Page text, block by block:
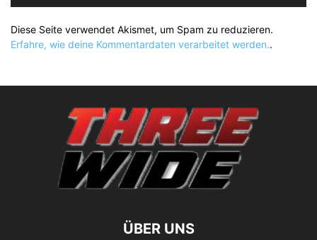
Diese Seite verwendet Akismet, um Spam zu reduzieren.
Erfahre, wie deine Kommentardaten verarbeitet werden..
ÜBER UNS